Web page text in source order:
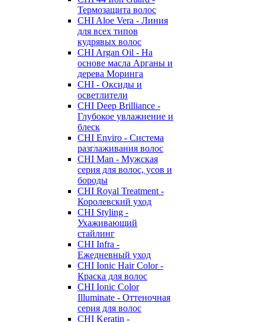
Термозащита волос
CHI Aloe Vera - Линия
для всех типов
кудрявых волос
CHI Argan Oil - На
основе масла Арганы и
дерева Моринга
CHI - Оксиды и
осветлители
CHI Deep Brilliance -
Глубокое увлажнение и
блеск
CHI Enviro - Система
разглаживания волос
CHI Man - Мужская
серия для волос, усов и
бороды
CHI Royal Treatment -
Королевский уход
CHI Styling -
Ухаживающий
стайлинг
CHI Infra -
Ежедневный уход
CHI Ionic Hair Color -
Краска для волос
CHI Ionic Color
Illuminate - Оттеночная
серия для волос
CHI Keratin -